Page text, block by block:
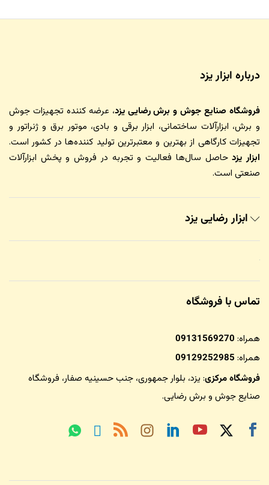
درباره ابزار یزد
فروشگاه صنایع جوش و برش رضایی یزد، عرضه کننده تجهیزات جوش
و برش، ابزارآلات ساختمانی، ابزار برقی و بادی، موتور برق و ژنراتور و
تجهیزات کارگاهی از بهترین و معتبرترین تولید کننده‌ها در کشور است.
ابزار یزدحاصل سال‌ها فعالیت و تجربه در فروش و پخش ابزارآلات
صنعتی است.
ابزار رضایی یزد
تماس با فروشگاه
همراه: 09131569270
همراه: 09129252985
فروشگاه مرکزی: یزد، بلوار جمهوری، جنب حسینیه صفار، فروشگاه
صنایع جوش و برش رضایی.